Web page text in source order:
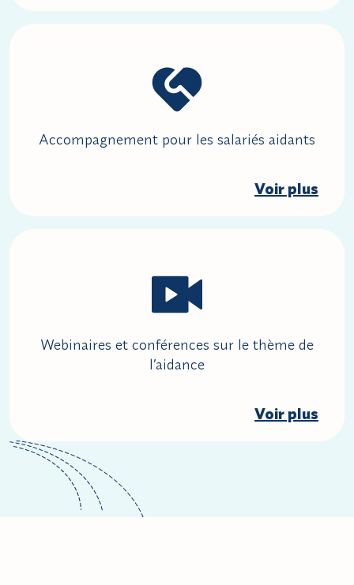
Accompagnement pour les salariés aidants
Voir plus
Webinaires et conférences sur le thème de
l’aidance
Voir plus